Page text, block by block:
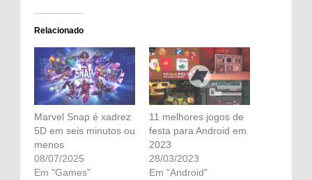
Relacionado
Marvel Snap é xadrez
5D em seis minutos ou
menos
08/07/2025
Em "Games"
11 melhores jogos de
festa para Android em
2023
28/03/2023
Em "Android"